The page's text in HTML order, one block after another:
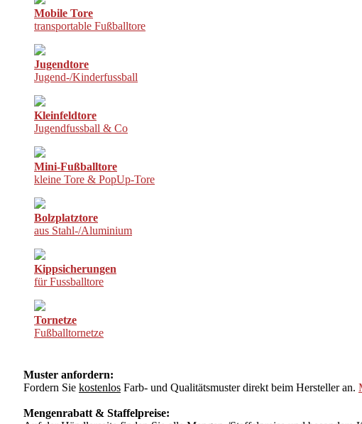
Mobile Tore
transportable Fußballtore
Jugendtore
Jugend-/Kinderfussball
Kleinfeldtore
Jugendfussball & Co
Mini-Fußballtore
kleine Tore & PopUp-Tore
Bolzplatztore
aus Stahl-/Aluminium
Kippsicherungen
für Fussballtore
Tornetze
Fußballtornetze
Muster anfordern:
Fordern Sie kostenlos Farb- und Qualitätsmuster direkt beim Hersteller an.
Mengenrabatt & Staffelpreise: